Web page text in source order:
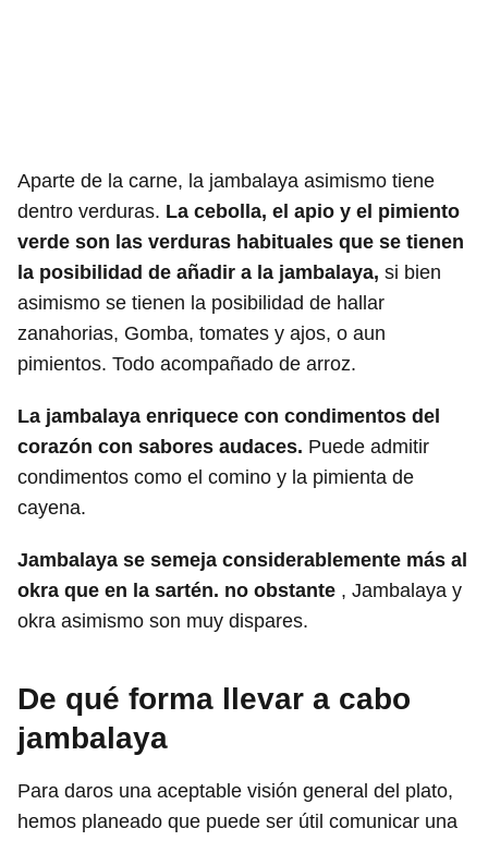
Aparte de la carne, la jambalaya asimismo tiene
dentro verduras. La cebolla, el apio y el pimiento
verde son las verduras habituales que se tienen
la posibilidad de añadir a la jambalaya, si bien
asimismo se tienen la posibilidad de hallar
zanahorias, Gomba, tomates y ajos, o aun
pimientos. Todo acompañado de arroz.
La jambalaya enriquece con condimentos del
corazón con sabores audaces. Puede admitir
condimentos como el comino y la pimienta de
cayena.
Jambalaya se semeja considerablemente más al
okra que en la sartén. no obstante , Jambalaya y
okra asimismo son muy dispares.
De qué forma llevar a cabo
jambalaya
Para daros una aceptable visión general del plato,
hemos planeado que puede ser útil comunicar una